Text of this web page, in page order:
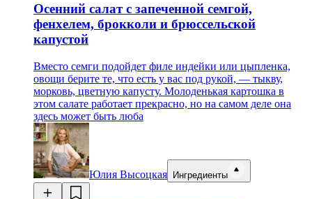
Осенний салат с запеченной семгой,
фенхелем, брокколи и брюссельской
капустой
Вместо семги подойдет филе индейки или цыпленка,
овощи берите те, что есть у вас под рукой, — тыкву,
морковь, цветную капусту. Молоденькая картошка в
этом салате работает прекрасно, но на самом деле она
здесь может быть люба
Юлия Высоцкая Ингредиенты